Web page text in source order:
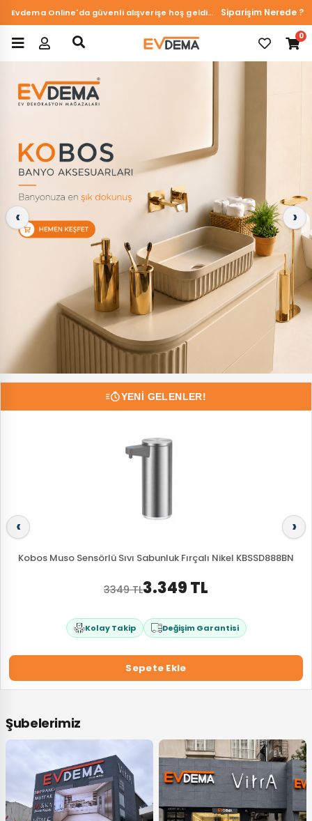
İstanbul içi ücretsiz kargo! Siparişim Nerede ?
0
‹ ›
YENI GELENLER!
Kobos Muso Sensörlü Sıvı Sabunluk Fırçalı Nikel KBSSD888BN
3349 TL3.349 TL
Kolay Takip Değişim Garantisi
Sepete Ekle
‹ ›
Şubelerimiz